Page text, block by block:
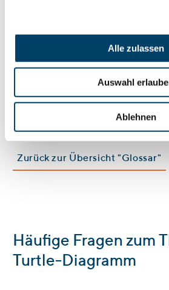
Alle zulassen
Auswahl
Ablehnen
der Prozesskomponenten
Risikominimierung:Eine
Prozessschritte hilft dabei,
frühzeitig zu erkennen und zu
Zurück zur Übersicht "Glossar"
Häufige Fragen zum
Turtle-Diagramm